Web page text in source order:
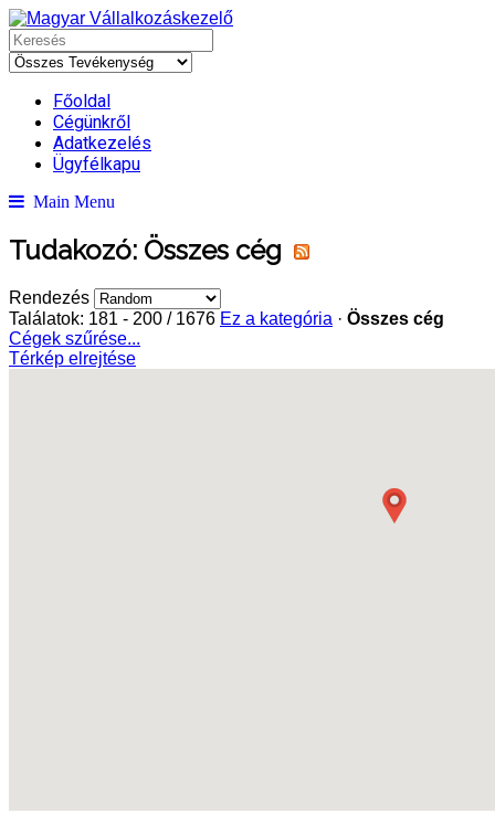
Főoldal
Cégünkről
Adatkezelés
Ügyfélkapu
Main Menu
Tudakozó: Összes cég
Rendezés
Találatok: 181 - 200 / 1676 Ez a kategória · Összes cég
Cégek szűrése...
Térkép elrejtése